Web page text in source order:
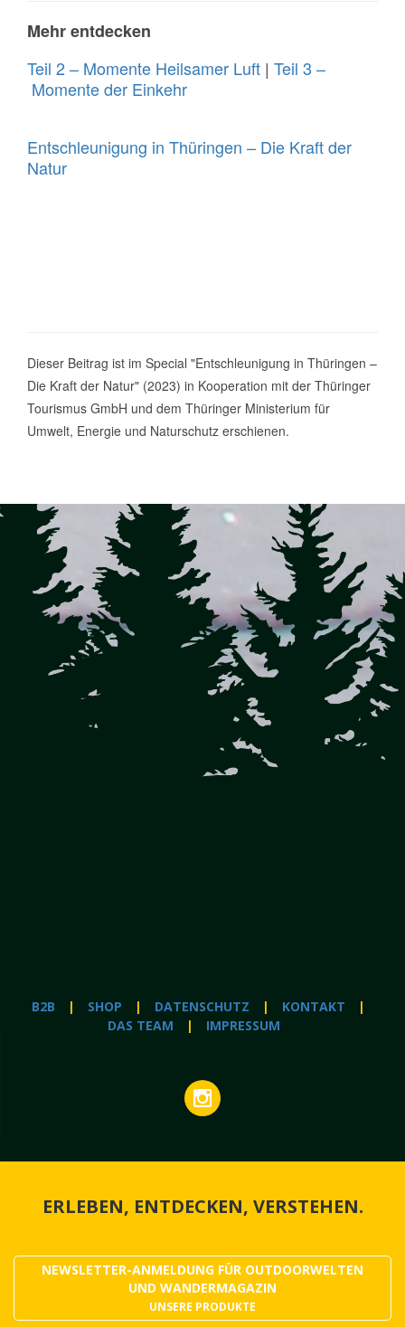
Mehr entdecken
Teil 2 – Momente Heilsamer Luft | Teil 3 –
Momente der Einkehr
Entschleunigung in Thüringen – Die Kraft der
Natur
Dieser Beitrag ist im Special "Entschleunigung in Thüringen –
Die Kraft der Natur" (2023) in Kooperation mit der Thüringer
Tourismus GmbH und dem Thüringer Ministerium für
Umwelt, Energie und Naturschutz erschienen.
B2B SHOP DATENSCHUTZ
KONTAKT
DAS TEAM
IMPRESSUM
ERLEBEN, ENTDECKEN, VERSTEHEN.
NEWSLETTER-ANMELDUNG FÜR OUTDOORWELTEN
UND WANDERMAGAZIN
UNSERE PRODUKTE